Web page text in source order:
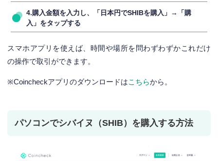
4.購入金額を入力し、「日本円でSHIBを購入」→「購
入」をタップする
スマホアプリを使えば、時間や場所を問わずわずかこれだけ
の操作で取引ができます。
※Coincheckアプリのダウンロードはこちらから。
パソコンでシバイヌ（SHIB）を購入する方法